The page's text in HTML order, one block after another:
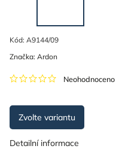
Kód: A9144/09
Neohodnoceno
Značka: Ardon
Zvolte variantu
Detailní informace